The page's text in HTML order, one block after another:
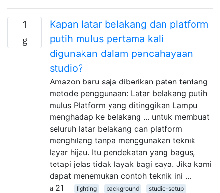
1
Kapan latar belakang dan platform
putih mulus pertama kali
digunakan dalam pencahayaan
studio?
Amazon baru saja diberikan paten tentang
metode penggunaan: Latar belakang putih
mulus Platform yang ditinggikan Lampu
menghadap ke belakang ... untuk membuat
seluruh latar belakang dan platform
menghilang tanpa menggunakan teknik
layar hijau. Itu pendekatan yang bagus,
tetapi jelas tidak layak bagi saya. Jika kami
dapat menemukan contoh teknik ini …
21
lighting background
studio-setup